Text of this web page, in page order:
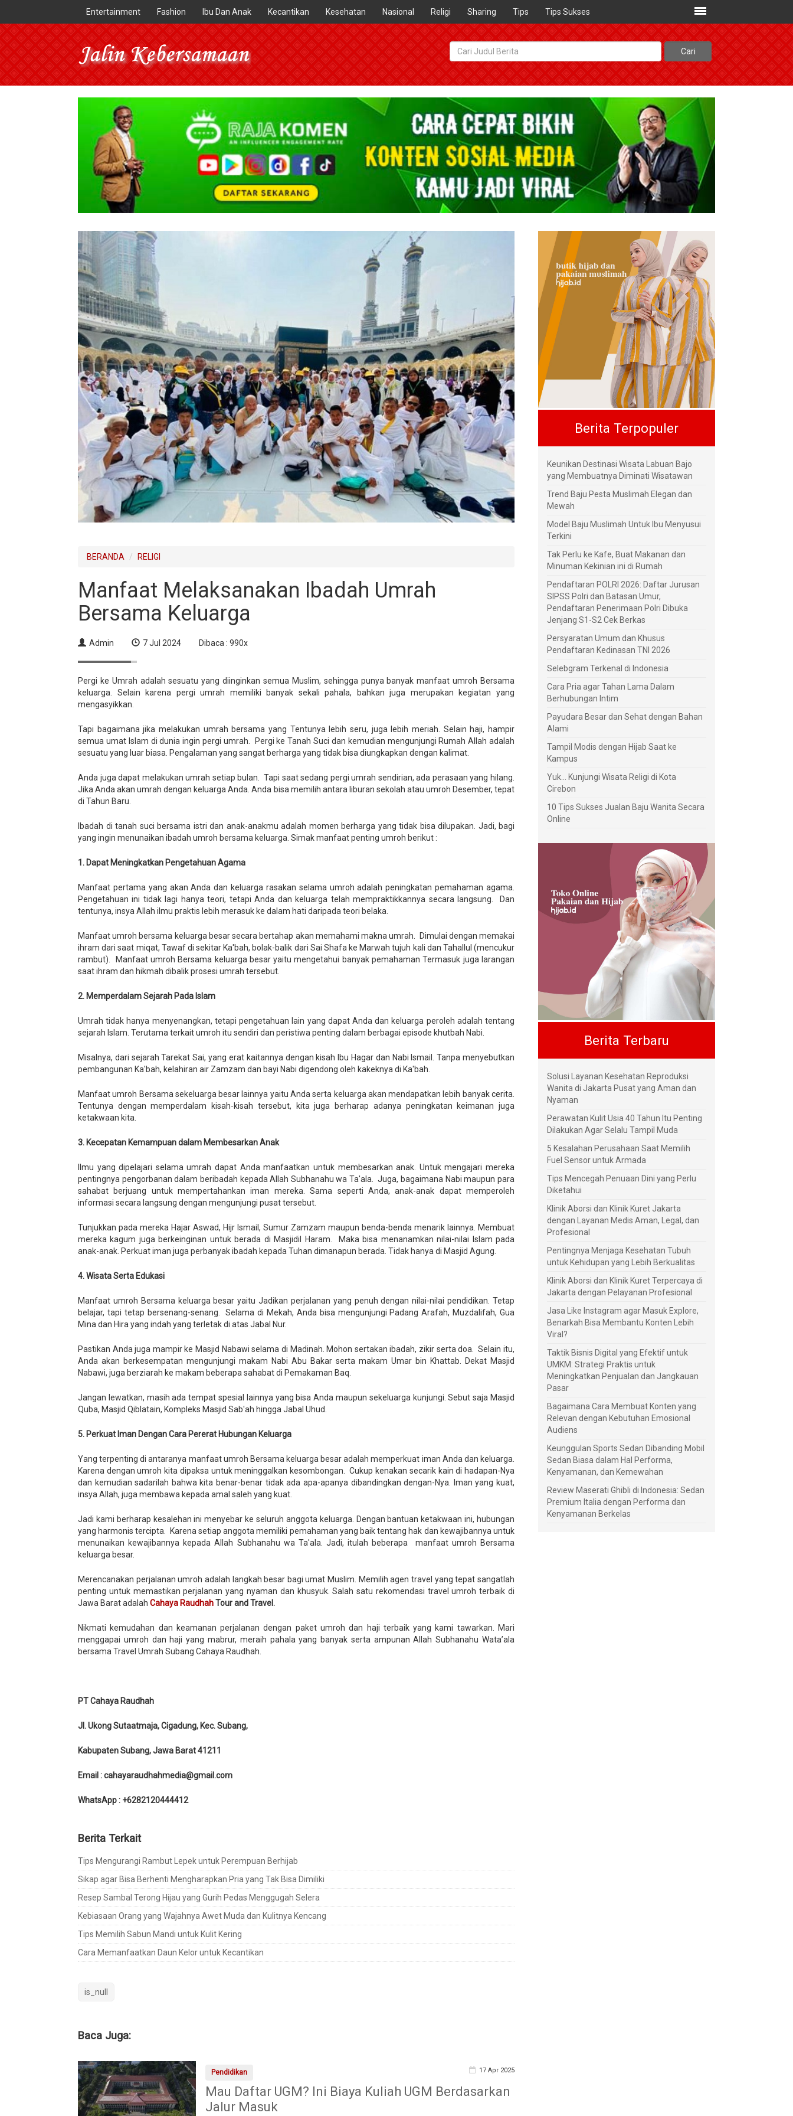
Entertainment Fashion Ibu Dan Anak Kecantikan Kesehatan Nasional Religi Sharing Tips Tips Sukses
BERANDA RELIGI
Manfaat Melaksanakan Ibadah Umrah
Bersama Keluarga
Admin 7 Jul 2024 Dibaca : 990x
Pergi ke Umrah adalah sesuatu yang diinginkan semua Muslim, sehingga punya banyak manfaat umroh Bersama
keluarga. Selain karena pergi umrah memiliki banyak sekali pahala, bahkan juga merupakan kegiatan yang
mengasyikkan.
Tapi bagaimana jika melakukan umrah bersama yang Tentunya lebih seru, juga lebih meriah. Selain haji, hampir
semua umat Islam di dunia ingin pergi umrah. Pergi ke Tanah Suci dan kemudian mengunjungi Rumah Allah adalah
sesuatu yang luar biasa. Pengalaman yang sangat berharga yang tidak bisa diungkapkan dengan kalimat.
Anda juga dapat melakukan umrah setiap bulan. Tapi saat sedang pergi umrah sendirian, ada perasaan yang hilang.
Jika Anda akan umrah dengan keluarga Anda. Anda bisa memilih antara liburan sekolah atau umroh Desember, tepat
di Tahun Baru.
Ibadah di tanah suci bersama istri dan anak-anakmu adalah momen berharga yang tidak bisa dilupakan. Jadi, bagi
yang ingin menunaikan ibadah umroh bersama keluarga. Simak manfaat penting umroh berikut :
1. Dapat Meningkatkan Pengetahuan Agama
Manfaat pertama yang akan Anda dan keluarga rasakan selama umroh adalah peningkatan pemahaman agama.
Pengetahuan ini tidak lagi hanya teori, tetapi Anda dan keluarga telah mempraktikkannya secara langsung. Dan
tentunya, insya Allah ilmu praktis lebih merasuk ke dalam hati daripada teori belaka.
Manfaat umroh bersama keluarga besar secara bertahap akan memahami makna umrah. Dimulai dengan memakai
ihram dari saat miqat, Tawaf di sekitar Ka'bah, bolak-balik dari Sai Shafa ke Marwah tujuh kali dan Tahallul (mencukur
rambut). Manfaat umroh Bersama keluarga besar yaitu mengetahui banyak pemahaman Termasuk juga larangan
saat ihram dan hikmah dibalik prosesi umrah tersebut.
2. Memperdalam Sejarah Pada Islam
Umrah tidak hanya menyenangkan, tetapi pengetahuan lain yang dapat Anda dan keluarga peroleh adalah tentang
sejarah Islam. Terutama terkait umroh itu sendiri dan peristiwa penting dalam berbagai episode khutbah Nabi.
Misalnya, dari sejarah Tarekat Sai, yang erat kaitannya dengan kisah Ibu Hagar dan Nabi Ismail. Tanpa menyebutkan
pembangunan Ka'bah, kelahiran air Zamzam dan bayi Nabi digendong oleh kakeknya di Ka'bah.
Manfaat umroh Bersama sekeluarga besar lainnya yaitu Anda serta keluarga akan mendapatkan lebih banyak cerita.
Tentunya dengan memperdalam kisah-kisah tersebut, kita juga berharap adanya peningkatan keimanan juga
ketakwaan kita.
3. Kecepatan Kemampuan dalam Membesarkan Anak
Ilmu yang dipelajari selama umrah dapat Anda manfaatkan untuk membesarkan anak. Untuk mengajari mereka
pentingnya pengorbanan dalam beribadah kepada Allah Subhanahu wa Ta'ala. Juga, bagaimana Nabi maupun para
sahabat berjuang untuk mempertahankan iman mereka. Sama seperti Anda, anak-anak dapat memperoleh
informasi secara langsung dengan mengunjungi pusat tersebut.
Tunjukkan pada mereka Hajar Aswad, Hijr Ismail, Sumur Zamzam maupun benda-benda menarik lainnya. Membuat
mereka kagum juga berkeinginan untuk berada di Masjidil Haram. Maka bisa menanamkan nilai-nilai Islam pada
anak-anak. Perkuat iman juga perbanyak ibadah kepada Tuhan dimanapun berada. Tidak hanya di Masjid Agung.
4. Wisata Serta Edukasi
Manfaat umroh Bersama keluarga besar yaitu Jadikan perjalanan yang penuh dengan nilai-nilai pendidikan. Tetap
belajar, tapi tetap bersenang-senang. Selama di Mekah, Anda bisa mengunjungi Padang Arafah, Muzdalifah, Gua
Mina dan Hira yang indah yang terletak di atas Jabal Nur.
Pastikan Anda juga mampir ke Masjid Nabawi selama di Madinah. Mohon sertakan ibadah, zikir serta doa. Selain itu,
Anda akan berkesempatan mengunjungi makam Nabi Abu Bakar serta makam Umar bin Khattab. Dekat Masjid
Nabawi, juga berziarah ke makam beberapa sahabat di Pemakaman Baq.
Jangan lewatkan, masih ada tempat spesial lainnya yang bisa Anda maupun sekeluarga kunjungi. Sebut saja Masjid
Quba, Masjid Qiblatain, Kompleks Masjid Sab'ah hingga Jabal Uhud.
5. Perkuat Iman Dengan Cara Pererat Hubungan Keluarga
Yang terpenting di antaranya manfaat umroh Bersama keluarga besar adalah memperkuat iman Anda dan keluarga.
Karena dengan umroh kita dipaksa untuk meninggalkan kesombongan. Cukup kenakan secarik kain di hadapan-Nya
dan kemudian sadarilah bahwa kita benar-benar tidak ada apa-apanya dibandingkan dengan-Nya. Iman yang kuat,
insya Allah, juga membawa kepada amal saleh yang kuat.
Jadi kami berharap kesalehan ini menyebar ke seluruh anggota keluarga. Dengan bantuan ketakwaan ini, hubungan
yang harmonis tercipta. Karena setiap anggota memiliki pemahaman yang baik tentang hak dan kewajibannya untuk
menunaikan kewajibannya kepada Allah Subhanahu wa Ta'ala. Jadi, itulah beberapa manfaat umroh Bersama
keluarga besar.
Merencanakan perjalanan umroh adalah langkah besar bagi umat Muslim. Memilih agen travel yang tepat sangatlah
penting untuk memastikan perjalanan yang nyaman dan khusyuk. Salah satu rekomendasi travel umroh terbaik di
Jawa Barat adalah Cahaya RaudhahTour and Travel.
Nikmati kemudahan dan keamanan perjalanan dengan paket umroh dan haji terbaik yang kami tawarkan. Mari
menggapai umroh dan haji yang mabrur, meraih pahala yang banyak serta ampunan Allah Subhanahu Wata’ala
bersama Travel Umrah Subang Cahaya Raudhah.
PT Cahaya Raudhah
Jl. Ukong Sutaatmaja, Cigadung, Kec. Subang,
Kabupaten Subang, Jawa Barat 41211
Email : cahayaraudhahmedia@gmail.com
WhatsApp : +6282120444412
Berita Terkait
Tips Mengurangi Rambut Lepek untuk Perempuan Berhijab
Sikap agar Bisa Berhenti Mengharapkan Pria yang Tak Bisa Dimiliki
Resep Sambal Terong Hijau yang Gurih Pedas Menggugah Selera
Kebiasaan Orang yang Wajahnya Awet Muda dan Kulitnya Kencang
Tips Memilih Sabun Mandi untuk Kulit Kering
Cara Memanfaatkan Daun Kelor untuk Kecantikan
is_null
Baca Juga:
Pendidikan 17 Apr 2025
Mau Daftar UGM? Ini Biaya Kuliah UGM Berdasarkan
Jalur Masuk
Berita Terpopuler
Keunikan Destinasi Wisata Labuan Bajo
yang Membuatnya Diminati Wisatawan
Trend Baju Pesta Muslimah Elegan dan
Mewah
Model Baju Muslimah Untuk Ibu Menyusui
Terkini
Tak Perlu ke Kafe, Buat Makanan dan
Minuman Kekinian ini di Rumah
Pendaftaran POLRI 2026: Daftar Jurusan
SIPSS Polri dan Batasan Umur,
Pendaftaran Penerimaan Polri Dibuka
Jenjang S1-S2 Cek Berkas
Persyaratan Umum dan Khusus
Pendaftaran Kedinasan TNI 2026
Selebgram Terkenal di Indonesia
Cara Pria agar Tahan Lama Dalam
Berhubungan Intim
Payudara Besar dan Sehat dengan Bahan
Alami
Tampil Modis dengan Hijab Saat ke
Kampus
Yuk... Kunjungi Wisata Religi di Kota
Cirebon
10 Tips Sukses Jualan Baju Wanita Secara
Online
Berita Terbaru
Solusi Layanan Kesehatan Reproduksi
Wanita di Jakarta Pusat yang Aman dan
Nyaman
Perawatan Kulit Usia 40 Tahun Itu Penting
Dilakukan Agar Selalu Tampil Muda
5 Kesalahan Perusahaan Saat Memilih
Fuel Sensor untuk Armada
Tips Mencegah Penuaan Dini yang Perlu
Diketahui
Klinik Aborsi dan Klinik Kuret Jakarta
dengan Layanan Medis Aman, Legal, dan
Profesional
Pentingnya Menjaga Kesehatan Tubuh
untuk Kehidupan yang Lebih Berkualitas
Klinik Aborsi dan Klinik Kuret Terpercaya di
Jakarta dengan Pelayanan Profesional
Jasa Like Instagram agar Masuk Explore,
Benarkah Bisa Membantu Konten Lebih
Viral?
Taktik Bisnis Digital yang Efektif untuk
UMKM: Strategi Praktis untuk
Meningkatkan Penjualan dan Jangkauan
Pasar
Bagaimana Cara Membuat Konten yang
Relevan dengan Kebutuhan Emosional
Audiens
Keunggulan Sports Sedan Dibanding Mobil
Sedan Biasa dalam Hal Performa,
Kenyamanan, dan Kemewahan
Review Maserati Ghibli di Indonesia: Sedan
Premium Italia dengan Performa dan
Kenyamanan Berkelas